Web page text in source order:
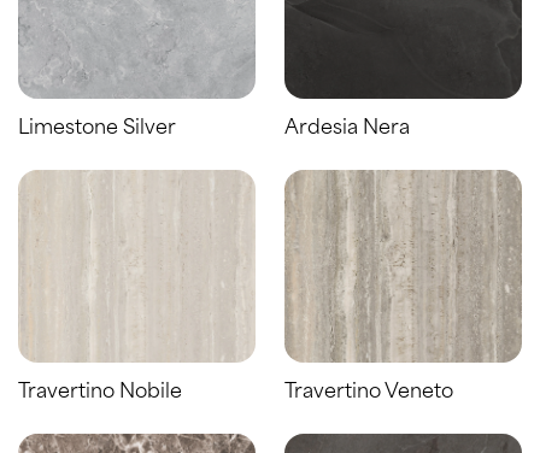
Limestone Silver Ardesia Nera
Travertino Nobile Travertino Veneto